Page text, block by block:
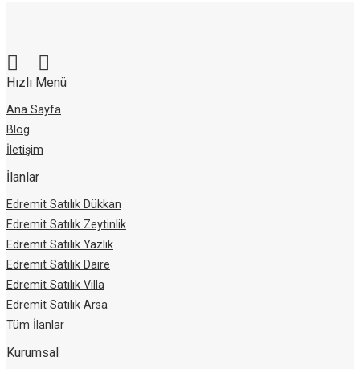
Hızlı Menü
Ana Sayfa
Blog
İletişim
İlanlar
Edremit Satılık Dükkan
Edremit Satılık Zeytinlik
Edremit Satılık Yazlık
Edremit Satılık Daire
Edremit Satılık Villa
Edremit Satılık Arsa
Tüm İlanlar
Kurumsal